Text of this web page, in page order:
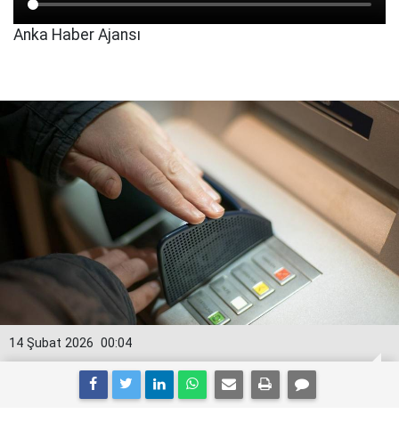
Anka Haber Ajansı
00:04
14 Şubat 2026